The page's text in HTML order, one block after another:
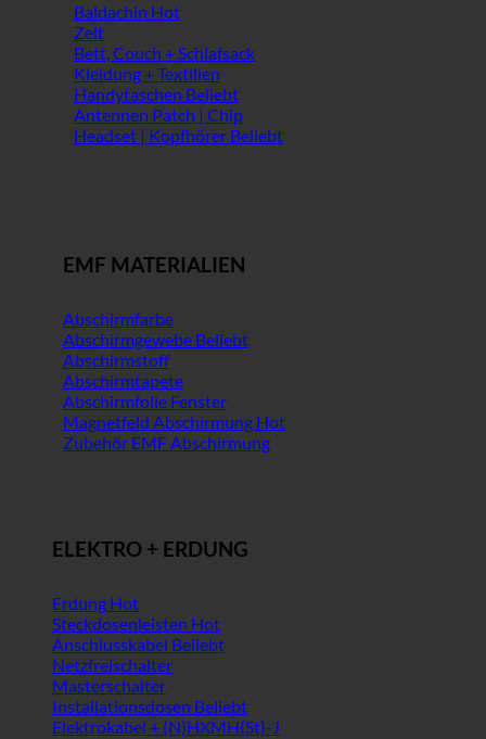
Baldachin
Zelt
Bett, Couch + Schlafsack
Kleidung + Textilien
Handytaschen
Antennen Patch | Chip
Headset | Kopfhörer
EMF MATERIALIEN
Abschirmfarbe
Abschirmgewebe
Abschirmstoff
Abschirmtapete
Abschirmfolie Fenster
Magnetfeld Abschirmung
Zubehör EMF Abschirmung
ELEKTRO + ERDUNG
Erdung
Steckdosenleisten
Anschlusskabel
Netzfreischalter
Masterschalter
Installationsdosen
Elektrokabel + (N)HXMH(St)-J